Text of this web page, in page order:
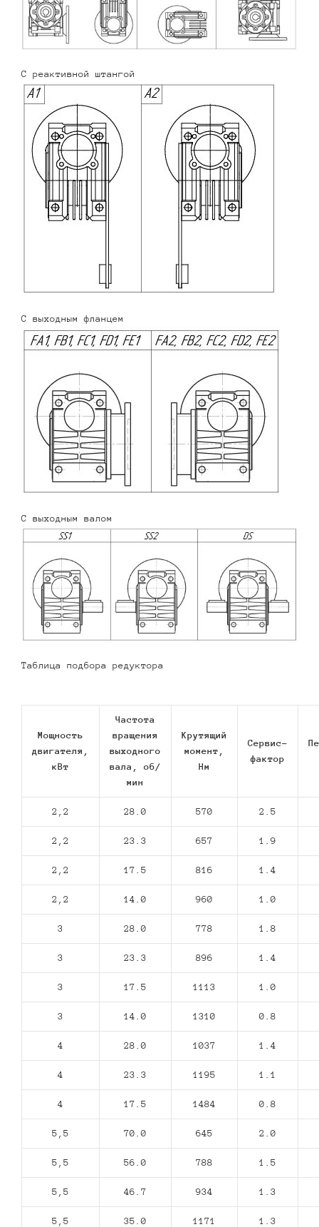
С реактивной штангой
С выходным фланцем
С выходным валом
Таблица подбора редуктора
Мощность
двигателя,
кВт
Частота
вращения
выходного
вала, об/
мин
Крутящий
момент,
Нм
Сервис-
фактор
2,2 28.0 570 2.5
2,2 23.3 657 1.9
2,2 17.5 816 1.4
2,2 14.0 960 1.0
3 28.0 778 1.8
3 23.3 896 1.4
3 17.5 1113 1.0
3 14.0 1310 0.8
4 28.0 1037 1.4
4 23.3 1195 1.1
4 17.5 1484 0.8
5,5 70.0 645 2.0
5,5 56.0 788 1.5
5,5 46.7 934 1.3
5,5 35.0 1171 1.3